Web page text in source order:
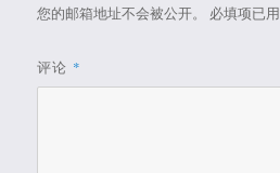
您的邮箱地址不会被公开。 必填项已用
评论 *